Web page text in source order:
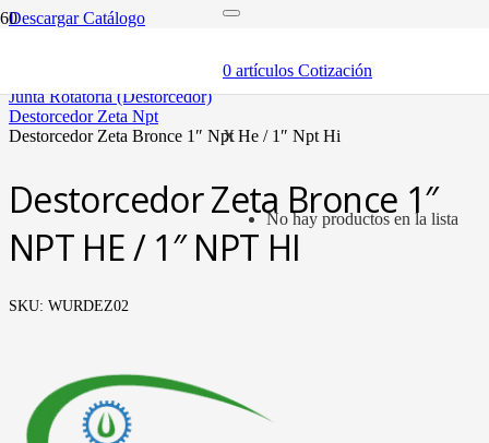
0 artículos Cotización
X
No hay productos en la lista
Descargar Catálogo
junta rotatoria (destorcedor)
destorcedor zeta npt
destorcedor zeta bronce 1″ npt he / 1″ npt hi
Destorcedor Zeta Bronce 1″
NPT HE / 1″ NPT HI
SKU: WURDEZ02